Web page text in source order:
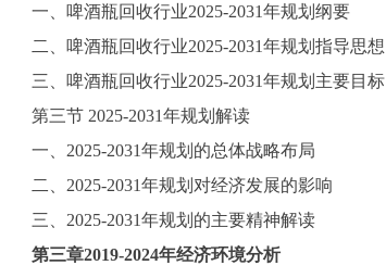
一、啤酒瓶回收行业2025-2031年规划纲要
二、啤酒瓶回收行业2025-2031年规划指导思想
三、啤酒瓶回收行业2025-2031年规划主要目标
第三节 2025-2031年规划解读
一、 2025-2031年规划的总体战略布局
二、 2025-2031年规划对经济发展的影响
三、 2025-2031年规划的主要精神解读
第三章2019-2024年经济环境分析